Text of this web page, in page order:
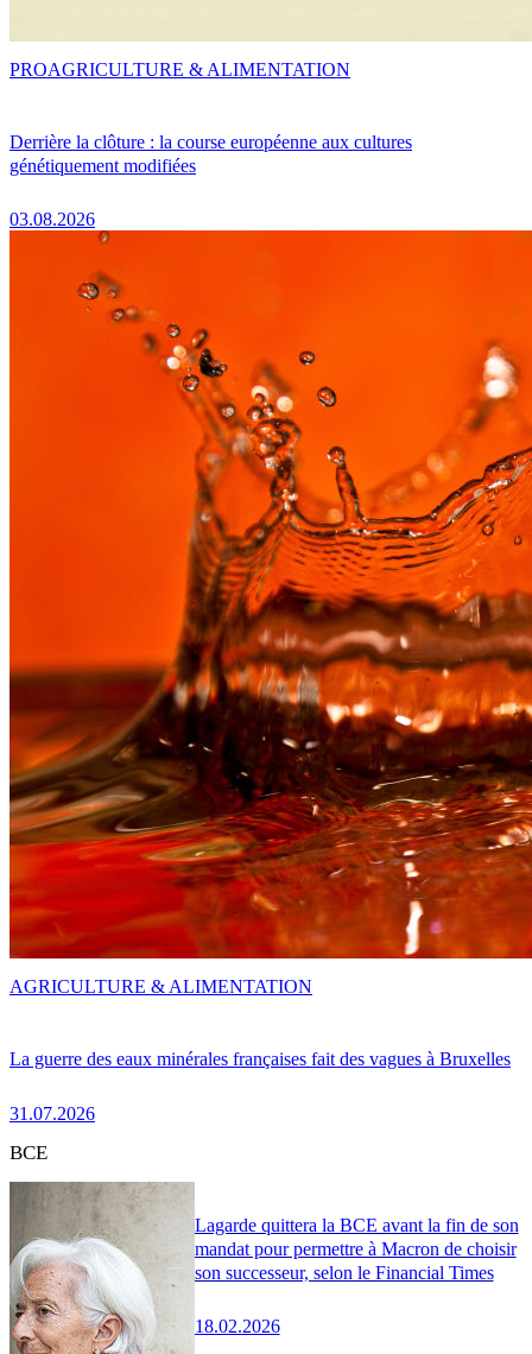
Derrière la clôture : la course européenne aux cultures
génétiquement modifiées
03.08.2026
PROAGRICULTURE & ALIMENTATION
La guerre des eaux minérales françaises fait des vagues à Bruxelles
31.07.2026
AGRICULTURE & ALIMENTATION
BCE
Lagarde quittera la BCE avant la fin de son
mandat pour permettre à Macron de choisir
son successeur, selon le Financial Times
18.02.2026